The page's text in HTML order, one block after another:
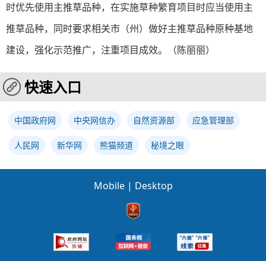
时优先使用主推草品种，在实施草种繁育项目时应当使用主
推草品种，同时要求相关市（州）做好主推草品种原种基地
建设，强化示范推广，注重项目成效。（陈丽丽）
快速入口
中国政府网 中央网信办 自然资源部 应急管理部
人民网 新华网 熊猫频道 秘境之眼
Mobile | Desktop